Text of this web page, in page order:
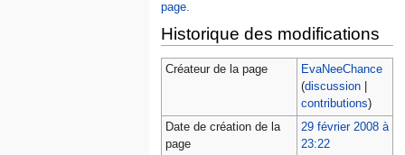
page.
Historique des modifications
Créateur de la page
EvaNeeChance
(discussion|
contributions)
Date de création de la
page
29 février 2008 à
23:22